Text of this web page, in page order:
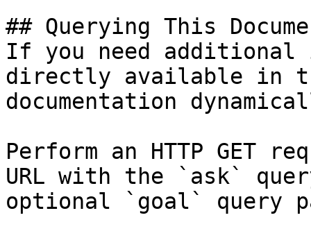
## Querying This
If you need
directly available in
documentation
Perform an HTTP GET
URL with the `ask`
optional `goal` query